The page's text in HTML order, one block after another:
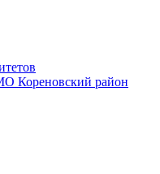
Кореновский район